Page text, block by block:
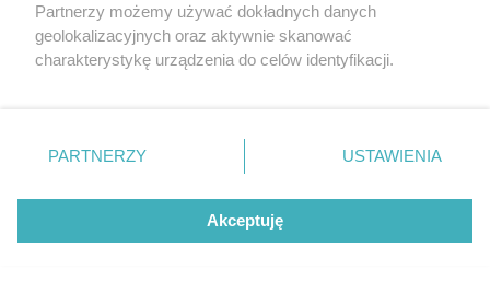
Partnerzy możemy używać dokładnych danych
geolokalizacyjnych oraz aktywnie skanować
charakterystykę urządzenia do celów identyfikacji.
zmienić/wycofać klikając przycisk ustawień prywatności
znajdujący się w lewym dolnym rogu strony
rodzaje przetwarzania danych nie wymagają zgody
użytkownika, ale masz prawo sprzeciwić się takiemu
PARTNERZY USTAWIENIA
Akceptuję